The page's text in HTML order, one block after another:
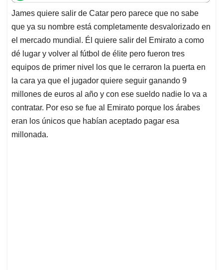
t
s
A
p
p
e
b
o
o
k
k
e
d
I
n
i
l
e
a
d
s
James quiere salir de Catar pero parece que no sabe
que ya su nombre está completamente desvalorizado en
el mercado mundial. Él quiere salir del Emirato a como
dé lugar y volver al fútbol de élite pero fueron tres
equipos de primer nivel los que le cerraron la puerta en
la cara ya que el jugador quiere seguir ganando 9
millones de euros al año y con ese sueldo nadie lo va a
contratar. Por eso se fue al Emirato porque los árabes
eran los únicos que habían aceptado pagar esa
millonada.